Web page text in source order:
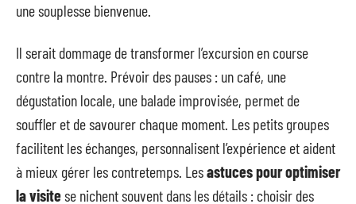
une souplesse bienvenue.
Il serait dommage de transformer l’excursion en course
contre la montre. Prévoir des pauses : un café, une
dégustation locale, une balade improvisée, permet de
souffler et de savourer chaque moment. Les petits groupes
facilitent les échanges, personnalisent l’expérience et aident
à mieux gérer les contretemps. Lesastuces pour optimiser
la visitese nichent souvent dans les détails : choisir des